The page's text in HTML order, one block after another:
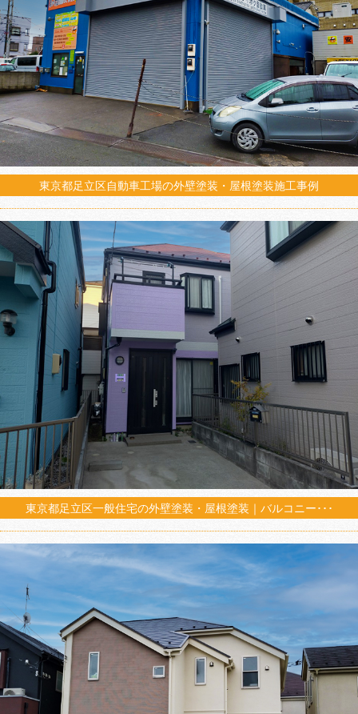
東京都足立区自動車工場の外壁塗装・屋根塗装施工事例
東京都足立区一般住宅の外壁塗装・屋根塗装｜バルコニー･･･